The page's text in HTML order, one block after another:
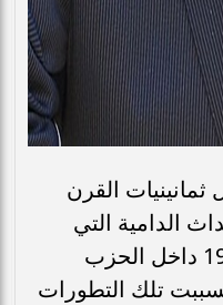
القرن
الدامية التي
شهدها جنوب اليمن عام 1986 داخل الحزب
تلك التطورات